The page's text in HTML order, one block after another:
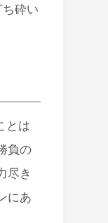
砕い
とは
負の
尽き
にあ